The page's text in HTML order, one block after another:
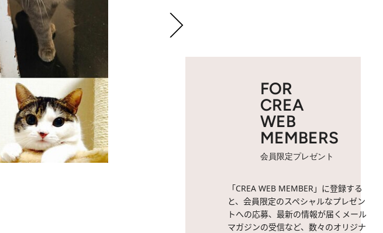
FOR
CREA
WEB
MEMBERS
会員限定プレゼント
「CREA WEB MEMBER」に登録する
と、会員限定のスペシャルなプレゼン
トへの応募、最新の情報が届くメール
マガジンの受信など、数々のオリジナ